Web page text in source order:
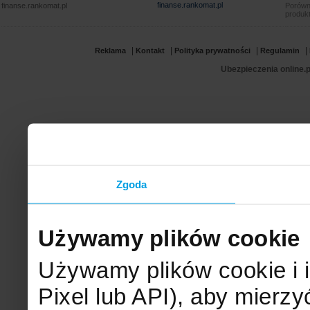
Zgoda
Używamy plików cookie
Używamy plików cookie i
Pixel lub API), aby
finanse.rankomat.pl finanse.rankomat.pl
Reklama | Kontakt | Polityka prywatności | Regulamin |
Ubezpieczenia